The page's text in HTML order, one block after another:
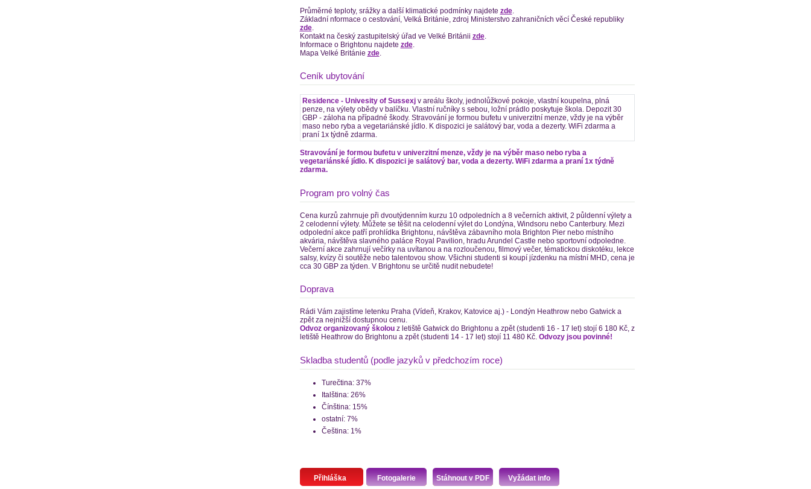
Průměrné teploty, srážky a další klimatické podmínky najdete zde.
Základní nformace o cestování, Velká Británie, zdroj Ministerstvo zahraničních věcí České republiky
zde.
Kontakt na český zastupitelský úřad ve Velké Británii zde.
Informace o Brightonu najdete zde.
Mapa Velké Británie zde.
Ceník ubytování
Residence - Univesity of Sussexjv areálu školy, jednolůžkové pokoje, vlastní koupelna, plná
penze, na výlety obědy v balíčku. Vlastní ručníky s sebou, ložní prádlo poskytuje škola. Depozit 30
GBP - záloha na případné škody. Stravování je formou bufetu v univerzitní menze, vždy je na výběr
maso nebo ryba a vegetariánské jídlo. K dispozici je salátový bar, voda a dezerty. WiFi zdarma a
praní 1x týdně zdarma.
Stravování je formou bufetu v univerzitní menze, vždy je na výběr maso nebo ryba a
vegetariánské jídlo. K dispozici je salátový bar, voda a dezerty. WiFi zdarma a praní 1x týdně
zdarma.
Program pro volný čas
Cena kurzů zahrnuje při dvoutýdenním kurzu 10 odpoledních a 8 večerních aktivit, 2 půldenní výlety a
2 celodenní výlety. Můžete se těšit na celodenní výlet do Londýna, Windsoru nebo Canterbury. Mezi
odpolední akce patří prohlídka Brightonu, návštěva zábavního mola Brighton Pier nebo místního
akvária, návštěva slavného paláce Royal Pavilion, hradu Arundel Castle nebo sportovní odpoledne.
Večerní akce zahrnují večírky na uvítanou a na rozloučenou, filmový večer, tématickou diskotéku, lekce
salsy, kvízy či soutěže nebo talentovou show. Všichni studenti si koupí jízdenku na místní MHD, cena je
cca 30 GBP za týden. V Brightonu se určitě nudit nebudete!
Doprava
Rádi Vám zajistíme letenku Praha (Vídeň, Krakov, Katovice aj.) - Londýn Heathrow nebo Gatwick a
zpět za nejnižší dostupnou cenu.
Odvoz organizovaný školouz letiště Gatwick do Brightonu a zpět (studenti 16 - 17 let) stojí 6 180 Kč, z
letiště Heathrow do Brightonu a zpět (studenti 14 - 17 let) stojí 11 480 Kč. Odvozy jsou povinné!
Skladba studentů (podle jazyků v předchozím roce)
Turečtina: 37%
Italština: 26%
Čínština: 15%
ostatní: 7%
Čeština: 1%
Přihláška Fotogalerie Stáhnout v PDF Vyžádat info